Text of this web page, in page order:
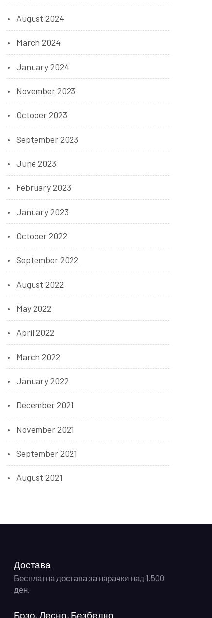
August 2024
March 2024
January 2024
November 2023
October 2023
September 2023
June 2023
February 2023
January 2023
October 2022
September 2022
August 2022
May 2022
April 2022
March 2022
January 2022
December 2021
November 2021
September 2021
August 2021
Достава
Бесплатна достава за нарачки над 1.500
ден.
Брзо, Лесно, Безбедно